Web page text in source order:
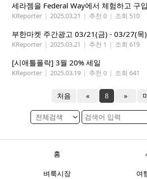
세라젬을 Federal Way에서 체험하고 구
KReporter | 2025.03.21 | 추천 0 | 조회 510
부한마켓 주간광고 03/21(금) - 03/27(목)
KReporter | 2025.03.21 | 추천 1 | 조회 619
[시애틀폴락] 3월 20% 세일
KReporter | 2025.03.19 | 추천 0 | 조회 641
처음 « 8 »
홈
벼룩시장 여